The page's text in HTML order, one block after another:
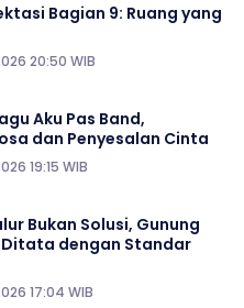
Bagian 9: Ruang yang
20:50 WIB
Aku Pas Band,
dan Penyesalan Cinta
19:15 WIB
Bukan Solusi, Gunung
Ditata dengan Standar
17:04 WIB